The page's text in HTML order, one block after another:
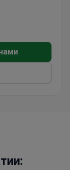
access